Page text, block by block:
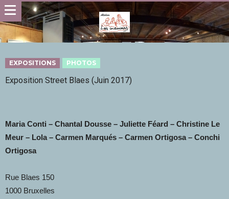
EXPOSITIONS PHOTOS
Exposition Street Blaes (Juin 2017)
Maria Conti – Chantal Dousse – Juliette Féard – Christine Le
Meur – Lola – Carmen Marqués – Carmen Ortigosa – Conchi
Ortigosa
Rue Blaes 150
1000 Bruxelles